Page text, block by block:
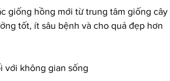
giống hồng mới từ trung tâm giống cây
tốt, ít sâu bệnh và cho quả đẹp hơn
với không gian sống